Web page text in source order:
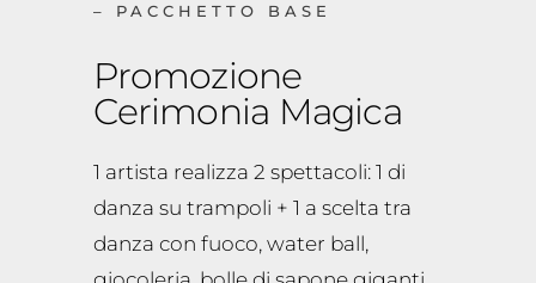
– PACCHETTO BASE
Promozione
Cerimonia Magica
1 artista realizza 2 spettacoli: 1 di
danza su trampoli + 1 a scelta tra
danza con fuoco, water ball,